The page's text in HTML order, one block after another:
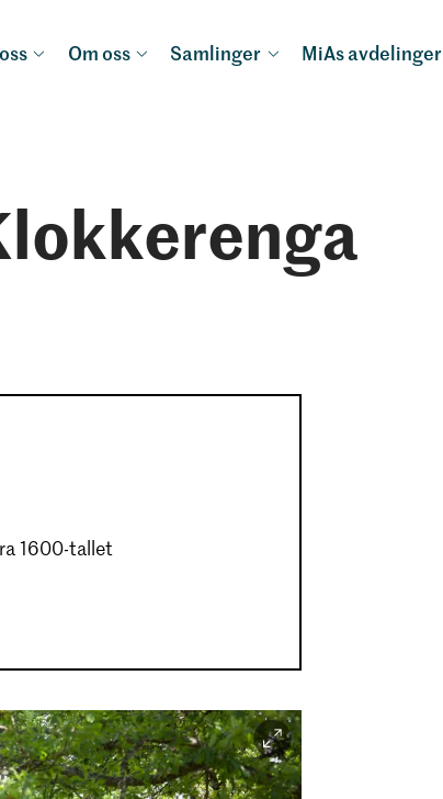
Om oss Samlinger MiAs avdelinger
1600-tallet